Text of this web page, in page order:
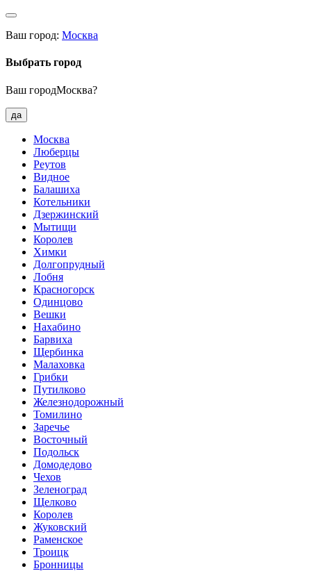
Ваш город: Москва
Выбрать город
Ваш городМосква?
да
Москва
Люберцы
Реутов
Видное
Балашиха
Котельники
Дзержинский
Мытищи
Королев
Химки
Долгопрудный
Лобня
Красногорск
Одинцово
Вешки
Нахабино
Барвиха
Щербинка
Малаховка
Грибки
Путилково
Железнодорожный
Томилино
Заречье
Восточный
Подольск
Домодедово
Чехов
Зеленоград
Щелково
Королев
Жуковский
Раменское
Троицк
Бронницы